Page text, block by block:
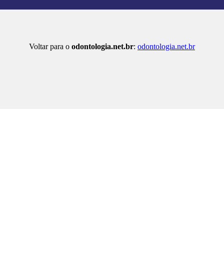
Voltar para o odontologia.net.br: odontologia.net.br